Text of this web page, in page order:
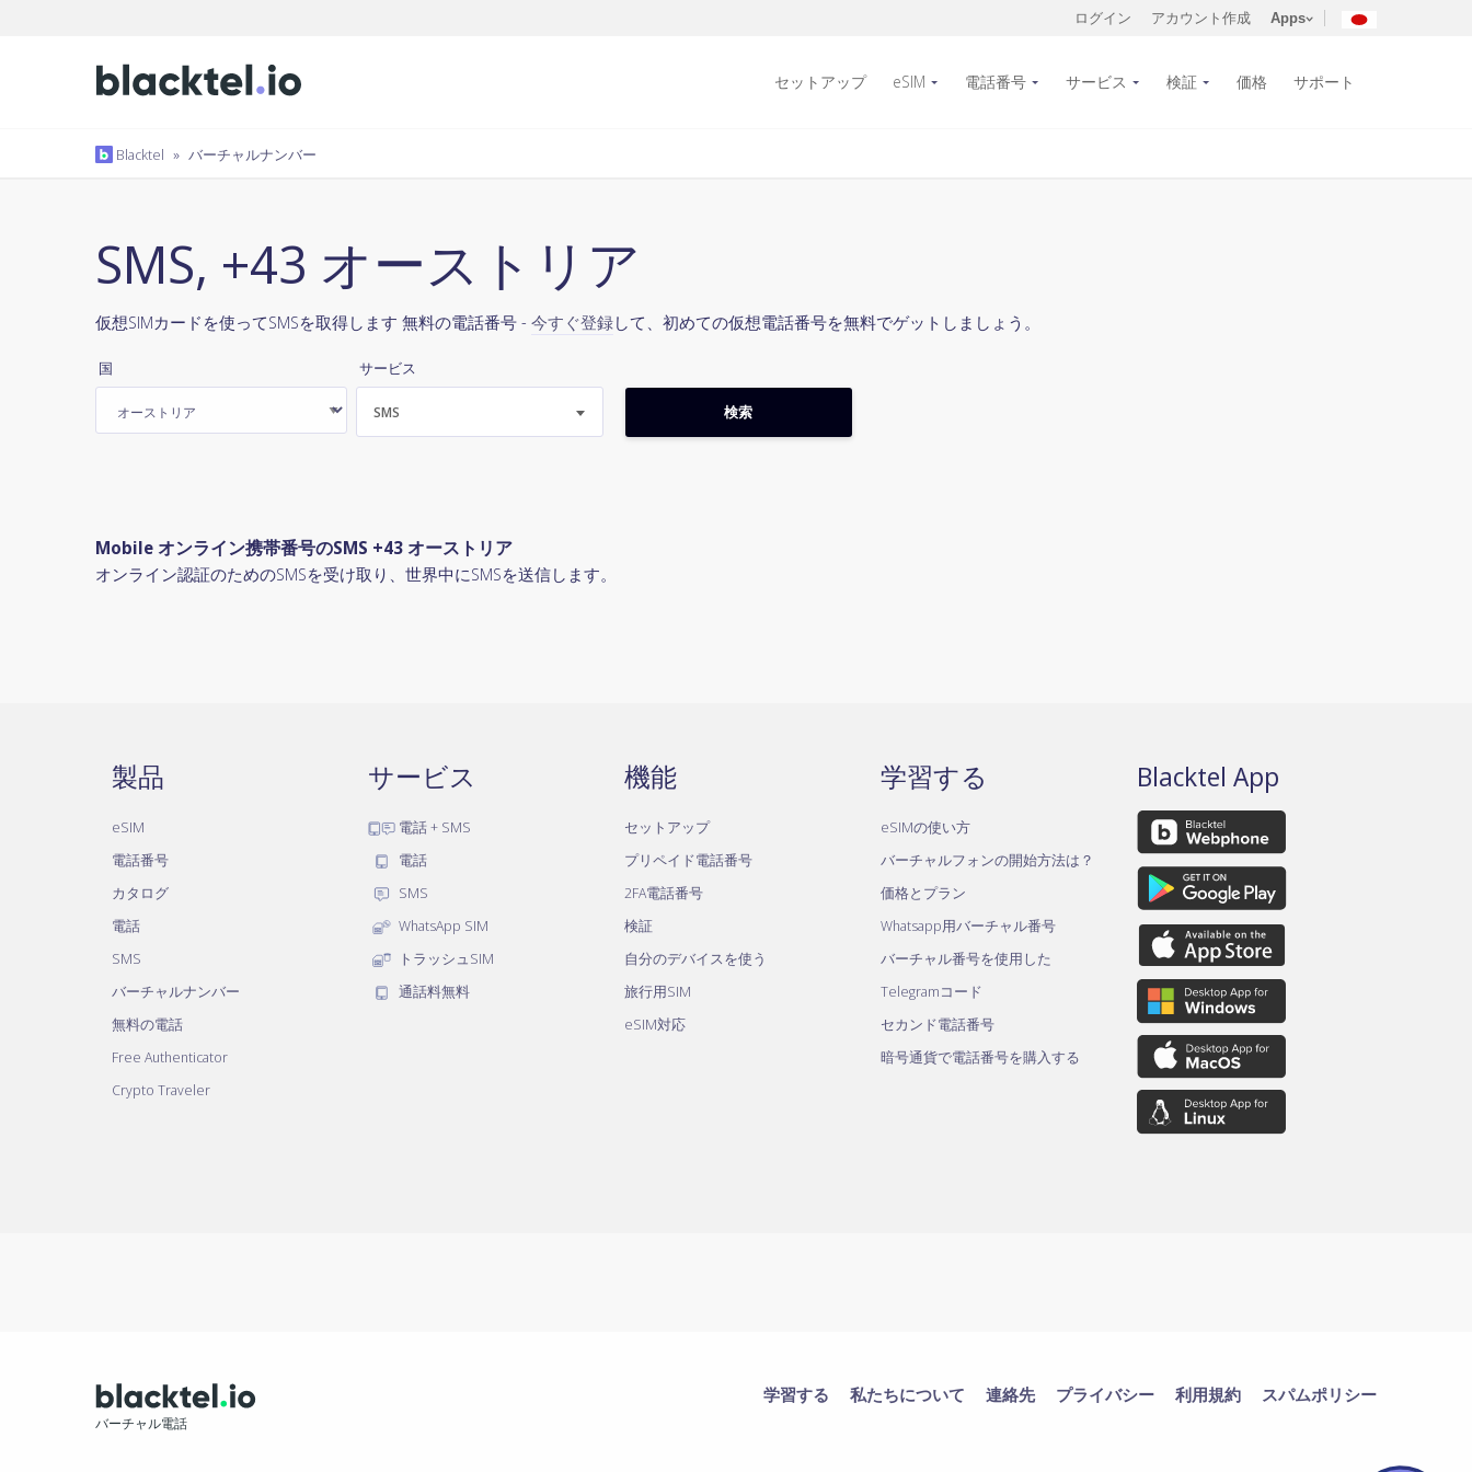
ログイン アカウント作成 Apps
セットアップ eSIM 電話番号 サービス 検証 価格 サポート
Blacktel » バーチャルナンバー
SMS, +43 オーストリア
仮想SIMカードを使ってSMSを取得します 無料の電話番号 - 今すぐ登録して、初めての仮想電話番号を無料でゲットしましょう。
国 サービス
SMS
Mobile オンライン携帯番号のSMS +43 オーストリア
オンライン認証のためのSMSを受け取り、世界中にSMSを送信します。
製品
eSIM
電話番号
カタログ
電話
SMS
バーチャルナンバー
無料の電話
Free Authenticator
Crypto Traveler
サービス
電話 + SMS
電話
SMS
WhatsApp SIM
トラッシュSIM
通話料無料
機能
セットアップ
プリペイド電話番号
2FA電話番号
検証
自分のデバイスを使う
旅行用SIM
eSIM対応
学習する
eSIMの使い方
バーチャルフォンの開始方法は？
価格とプラン
Whatsapp用バーチャル番号
バーチャル番号を使用した
Telegramコード
セカンド電話番号
暗号通貨で電話番号を購入する
Blacktel App
バーチャル電話
学習する 私たちについて 連絡先 プライバシー 利用規約 スパムポリシー